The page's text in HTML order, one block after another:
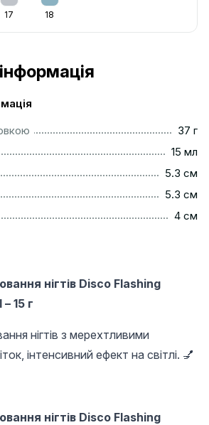
17 18
37 г
15 мл
5.3 см
5.3 см
4 см
нігтів Disco Flashing
15 г
нігтів з мерехтливими
інтенсивний ефект на світлі. 💅
нігтів Disco Flashing